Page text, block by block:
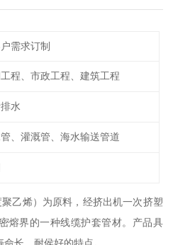
需求订制
程、市政工程、建筑工程
水
、灌溉管、海水输送管道
乙烯）为原料，经挤出机一次挤塑
熔界的一种线缆护套管材。产品具
长、耐侯好的特点。